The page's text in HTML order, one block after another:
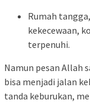
Rumah
kekecewaan,
terpenuhi.
Namun pesan Allah
bisa menjadi jalan
tanda keburukan,